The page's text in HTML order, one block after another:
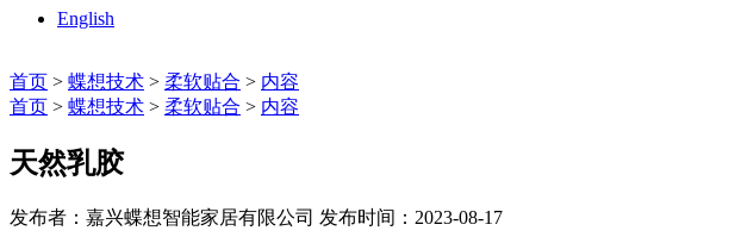
English
首页 > 蝶想技术 > 柔软贴合 > 内容
首页 > 蝶想技术 > 柔软贴合 > 内容
天然乳胶
发布者：嘉兴蝶想智能家居有限公司 发布时间：2023-08-17